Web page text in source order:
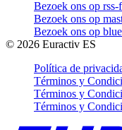
Bezoek ons op rss-
Bezoek ons op
Bezoek ons op
© 2026 Euractiv ES
Política de
Términos y
Términos y
Términos y